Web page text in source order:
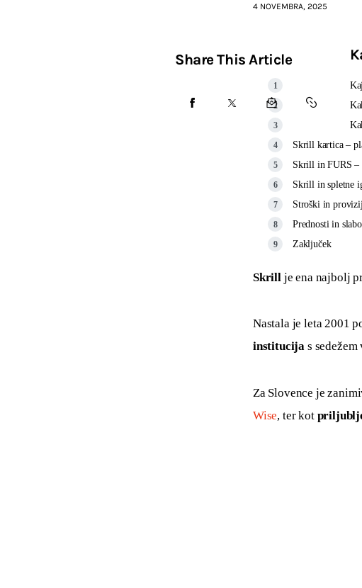
4 NOVEMBRA, 2025
Share This Article
Skrill kartica –
Skrill in FURS –
Skrill in spletne
Stroški in
Prednosti in
Zaključek
Skrill je ena najbolj
Nastala je leta 2001
institucija s
Za Slovence je
Wise, ter kot